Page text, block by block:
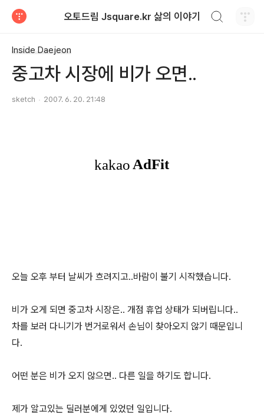
오토드림 Jsquare.kr 삶의 이야기
Inside Daejeon
중고차 시장에 비가 오면..
sketch 2007. 6. 20. 21:48
오늘 오후 부터 날씨가 흐려지고..바람이 불기 시작했습니다.
비가 오게 되면 중고차 시장은.. 개점 휴업 상태가 되버립니다..
차를 보러 다니기가 번거로워서 손님이 찾아오지 않기 때문입니
다.
어떤 분은 비가 오지 않으면.. 다른 일을 하기도 합니다.
제가 알고있는 딜러분에게 있었던 일입니다.